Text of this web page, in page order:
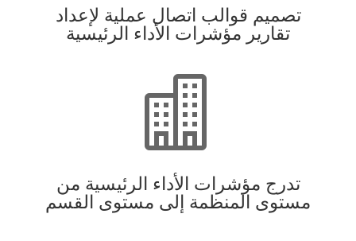
تصميم قوالب اتصال عملية لإعداد
تقارير مؤشرات الأداء الرئيسية

تدرج مؤشرات الأداء الرئيسية من
مستوى المنظمة إلى مستوى القسم